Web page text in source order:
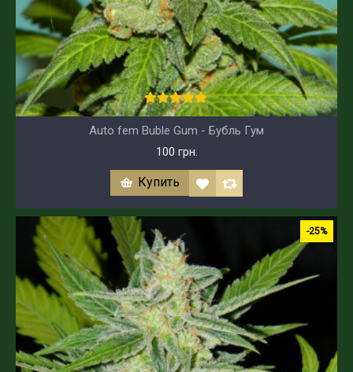
Auto fem Buble Gum - Бубль Гум
100 грн.
Купить
-25%